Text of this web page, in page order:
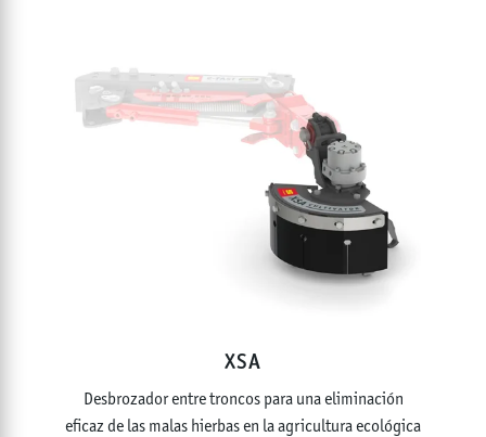
XSA
Desbrozador entre troncos para una eliminación
eficaz de las malas hierbas en la agricultura ecológica